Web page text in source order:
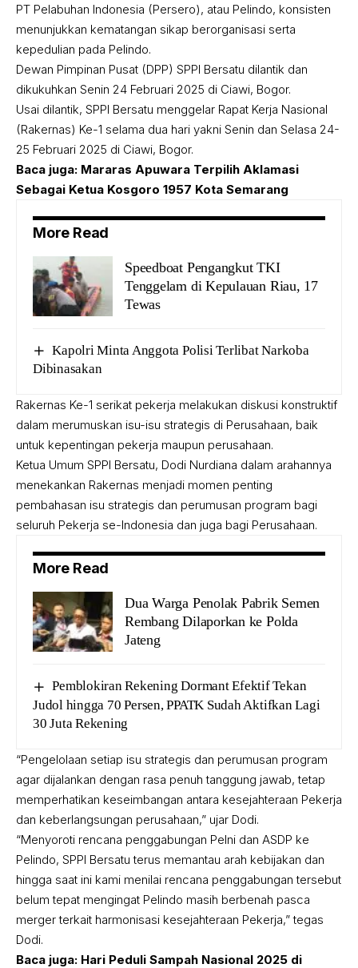
PT Pelabuhan Indonesia (Persero), atau Pelindo, konsisten
menunjukkan kematangan sikap berorganisasi serta
kepedulian pada Pelindo.
Dewan Pimpinan Pusat (DPP) SPPI Bersatu dilantik dan
dikukuhkan Senin 24 Februari 2025 di Ciawi, Bogor.
Usai dilantik, SPPI Bersatu menggelar Rapat Kerja Nasional
(Rakernas) Ke-1 selama dua hari yakni Senin dan Selasa 24-
25 Februari 2025 di Ciawi, Bogor.
Baca juga: Mararas Apuwara Terpilih Aklamasi
Sebagai Ketua Kosgoro 1957 Kota Semarang
More Read
Speedboat Pengangkut TKI
Tenggelam di Kepulauan Riau, 17
Tewas
Kapolri Minta Anggota Polisi Terlibat Narkoba
Dibinasakan
Rakernas Ke-1 serikat pekerja melakukan diskusi konstruktif
dalam merumuskan isu-isu strategis di Perusahaan, baik
untuk kepentingan pekerja maupun perusahaan.
Ketua Umum SPPI Bersatu, Dodi Nurdiana dalam arahannya
menekankan Rakernas menjadi momen penting
pembahasan isu strategis dan perumusan program bagi
seluruh Pekerja se-Indonesia dan juga bagi Perusahaan.
More Read
Dua Warga Penolak Pabrik Semen
Rembang Dilaporkan ke Polda
Jateng
Pemblokiran Rekening Dormant Efektif Tekan
Judol hingga 70 Persen, PPATK Sudah Aktifkan Lagi
30 Juta Rekening
“Pengelolaan setiap isu strategis dan perumusan program
agar dijalankan dengan rasa penuh tanggung jawab, tetap
memperhatikan keseimbangan antara kesejahteraan Pekerja
dan keberlangsungan perusahaan,” ujar Dodi.
“Menyoroti rencana penggabungan Pelni dan ASDP ke
Pelindo, SPPI Bersatu terus memantau arah kebijakan dan
hingga saat ini kami menilai rencana penggabungan tersebut
belum tepat mengingat Pelindo masih berbenah pasca
merger terkait harmonisasi kesejahteraan Pekerja,” tegas
Dodi.
Baca juga: Hari Peduli Sampah Nasional 2025 di